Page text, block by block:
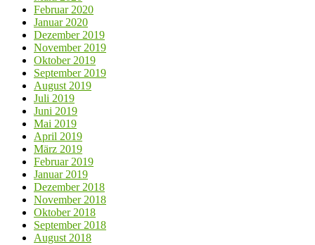
Februar 2020
Januar 2020
Dezember 2019
November 2019
Oktober 2019
September 2019
August 2019
Juli 2019
Juni 2019
Mai 2019
April 2019
März 2019
Februar 2019
Januar 2019
Dezember 2018
November 2018
Oktober 2018
September 2018
August 2018